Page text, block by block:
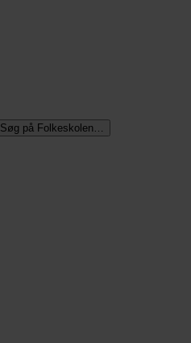
Søg på Folkeskolen…